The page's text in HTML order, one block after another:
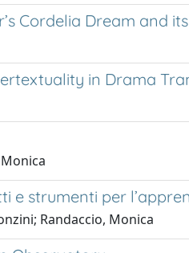
Cordelia Dream and
in Drama
e strumenti per
Randaccio, Monica